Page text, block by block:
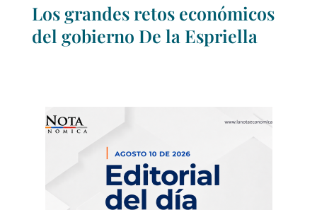
Los grandes retos económicos
del gobierno De la Espriella